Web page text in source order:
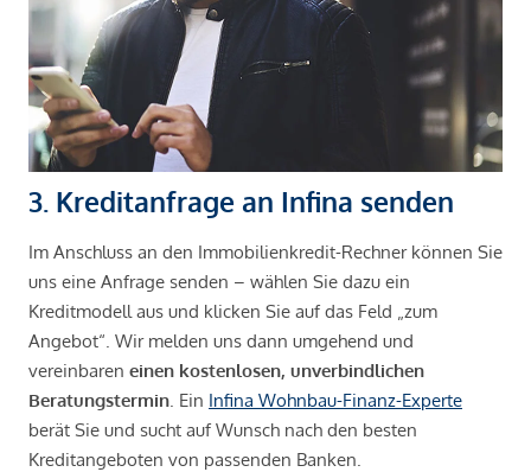
3. Kreditanfrage an Infina senden
Im Anschluss an den Immobilienkredit-Rechner können Sie
uns eine Anfrage senden – wählen Sie dazu ein
Kreditmodell aus und klicken Sie auf das Feld „zum
Angebot“. Wir melden uns dann umgehend und
vereinbaren einen kostenlosen, unverbindlichen
Beratungstermin . Ein Infina Wohnbau-Finanz-Experte
berät Sie und sucht auf Wunsch nach den besten
Kreditangeboten von passenden Banken.